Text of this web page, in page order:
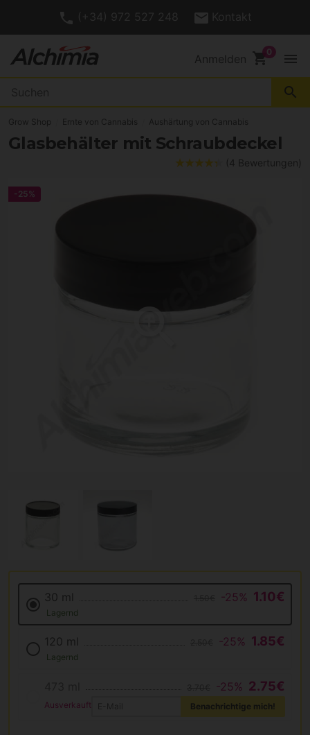
(+34) 972 527 248 Kontakt
Anmelden shopping_cart menu
search
Grow Shop Ernte von Cannabis Aushärtung von Cannabis
Glasbehälter mit Schraubdeckel
(4 Bewertungen)
-25%
30 ml -25% 1.10€
Lagernd
120 ml -25% 1.85€
Lagernd
-25% 2.75€
Ausverkauft Benachrichtige mich!